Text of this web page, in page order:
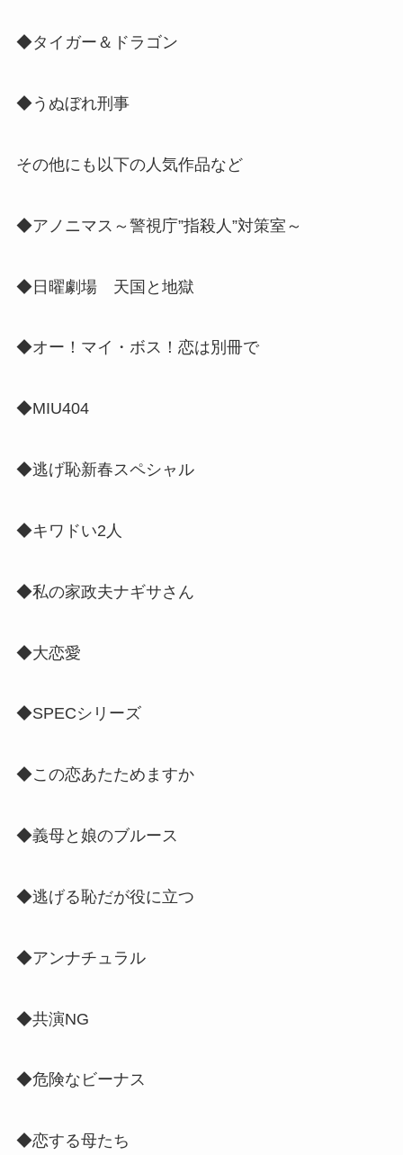
◆タイガー＆ドラゴン
◆うぬぼれ刑事
その他にも以下の人気作品など
◆アノニマス～警視庁”指殺人”対策室～
◆日曜劇場 天国と地獄
◆オー！マイ・ボス！恋は別冊で
◆MIU404
◆逃げ恥新春スペシャル
◆キワドい2人
◆私の家政夫ナギサさん
◆大恋愛
◆SPECシリーズ
◆この恋あたためますか
◆義母と娘のブルース
◆逃げる恥だが役に立つ
◆アンナチュラル
◆共演NG
◆危険なビーナス
◆恋する母たち